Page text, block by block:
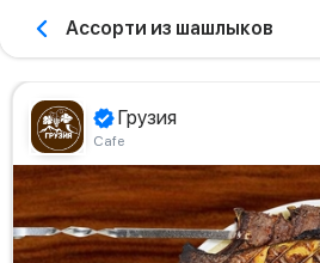
Ассорти из шашлыков
Грузия
Сafe